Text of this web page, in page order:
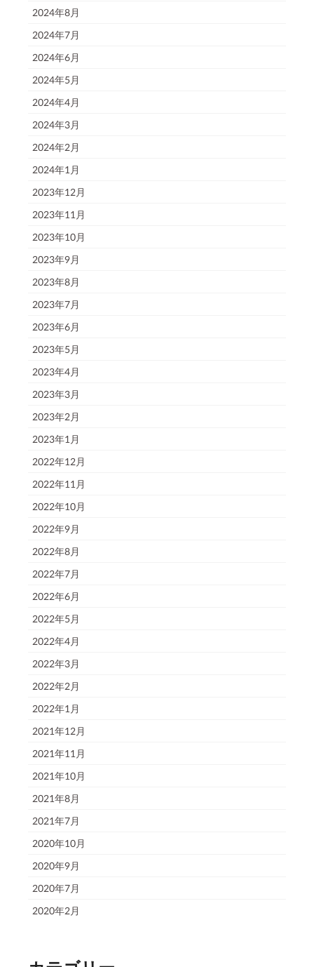
2024年8月
2024年7月
2024年6月
2024年5月
2024年4月
2024年3月
2024年2月
2024年1月
2023年12月
2023年11月
2023年10月
2023年9月
2023年8月
2023年7月
2023年6月
2023年5月
2023年4月
2023年3月
2023年2月
2023年1月
2022年12月
2022年11月
2022年10月
2022年9月
2022年8月
2022年7月
2022年6月
2022年5月
2022年4月
2022年3月
2022年2月
2022年1月
2021年12月
2021年11月
2021年10月
2021年8月
2021年7月
2020年10月
2020年9月
2020年7月
2020年2月